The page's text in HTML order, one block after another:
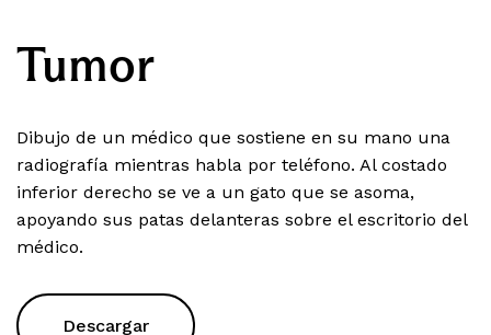
Tumor
Dibujo de un médico que sostiene en su mano una
radiografía mientras habla por teléfono. Al costado
inferior derecho se ve a un gato que se asoma,
apoyando sus patas delanteras sobre el escritorio del
médico.
Descargar